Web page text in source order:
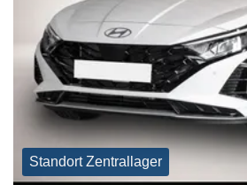
Standort Zentrallager